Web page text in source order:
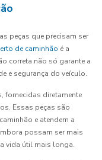
peças que precisam ser
de caminhão é a
correta não só garante a
e segurança do veículo.
fornecidas diretamente
Essas peças são
e atendem a
possam ser mais
vida útil mais longa.